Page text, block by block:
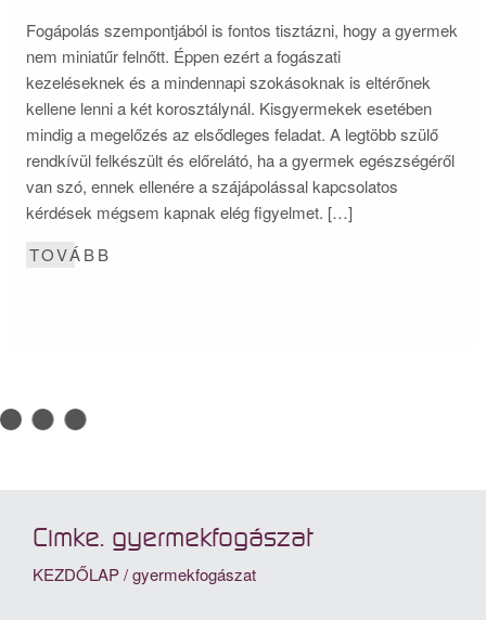
Cimke: gyermekfogászat
KEZDŐLAP/gyermekfogászat
Fogápolás szempontjából is fontos tisztázni, hogy a gyermek
nem miniatűr felnőtt. Éppen ezért a fogászati
kezeléseknek és a mindennapi szokásoknak is eltérőnek
kellene lenni a két korosztálynál. Kisgyermekek esetében
mindig a megelőzés az elsődleges feladat. A legtöbb szülő
rendkívül felkészült és előrelátó, ha a gyermek egészségéről
van szó, ennek ellenére a szájápolással kapcsolatos
kérdések mégsem kapnak elég figyelmet. […]
TOVÁBB